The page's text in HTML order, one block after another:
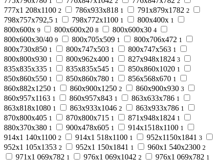
777х1 208х1100 2 786х933х818 1 791х879х1782 2
798х757х792,5 1 798х772х1100 1 800х400х 1
800х600х 9 800х600х20 8 800х600х30 4
800х600х30/40 9 800х705х509 1 800х706х472 1
800х730х850 1 800х747х503 1 800х747х563 1
800х800х930 1 800х962х400 1 827х948х1824 3
835х835х335 1 835х835х545 1 850х860х1020 1
850х860х550 1 850х860х780 1 856х568х670 1
860х882х1250 1 860х900х1250 2 860х900х930 3
860х957х1163 1 860х957х843 1 863х633х786 1
863х818х1080 1 863х933х1046 2 863х933х786 1
870х800х405 1 870х800х715 1 871х948х1824 1
880х370х380 1 900х478х605 1 914х1518х1100 1
914х1 140х1100 2 914х1 518х1100 1 952х1150х1841 3
952х1 105х1353 2 952х1 150х1841 1 960х1 540х2300 2
971х1 069х782 1 976х1 069х1042 2 976х1 069х782 1